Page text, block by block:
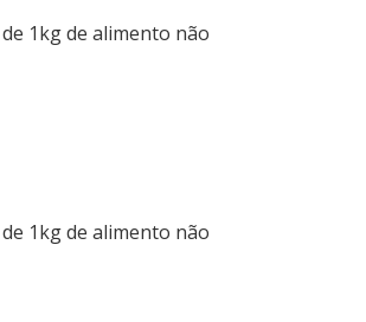
1kg de alimento não
1kg de alimento não